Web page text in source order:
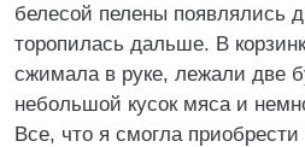
белесой пелены появлялись
торопилась дальше. В
сжимала в руке, лежали две
небольшой кусок мяса и
Все, что я смогла